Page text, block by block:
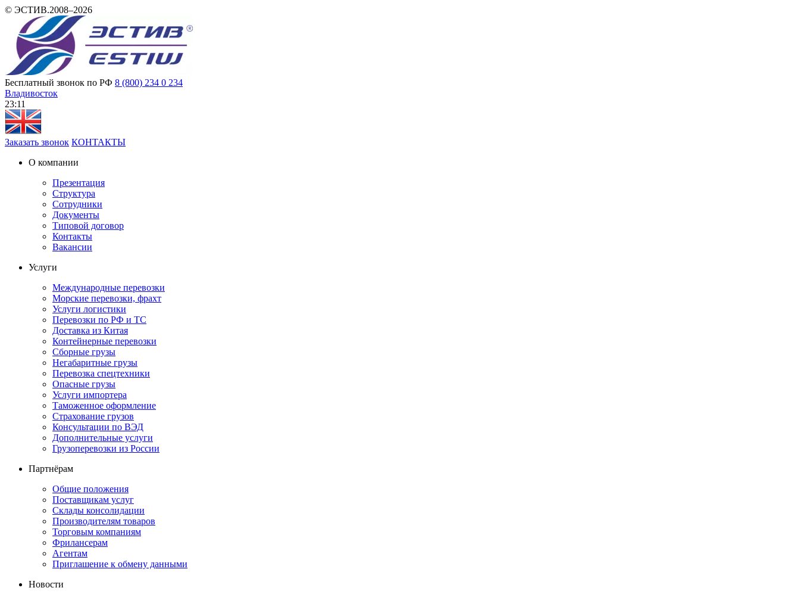
© ЭСТИВ.2008–2026
Бесплатный звонок по РФ 8 (800) 234 0 234
Владивосток
23 11
Заказать звонок КОНТАКТЫ
О компании
Презентация
Структура
Сотрудники
Документы
Типовой договор
Контакты
Вакансии
Услуги
Международные перевозки
Морские перевозки, фрахт
Услуги логистики
Перевозки по РФ и ТС
Доставка из Китая
Контейнерные перевозки
Сборные грузы
Негабаритные грузы
Перевозка спецтехники
Опасные грузы
Услуги импортера
Таможенное оформление
Страхование грузов
Консультации по ВЭД
Дополнительные услуги
Грузоперевозки из России
Партнёрам
Общие положения
Поставщикам услуг
Склады консолидации
Производителям товаров
Торговым компаниям
Фрилансерам
Агентам
Приглашение к обмену данными
Новости